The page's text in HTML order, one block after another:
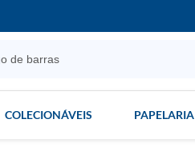
COLECIONÁVEIS PAPELARIA